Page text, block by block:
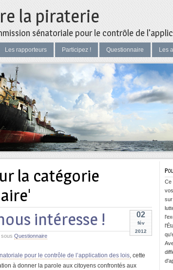
la piraterie
sénatoriale pour le contrôle de
Les rapporteurs Participez ! Questionnaire Les
la catégorie
02
fév
2012
intéresse !
sous Questionnaire
pour le contrôle de l’application des lois, cette
à donner la parole aux citoyens confrontés aux
Ce
sur